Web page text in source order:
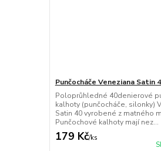
Punčocháče Veneziana Satin
Poloprůhledné 40denierové
kalhoty (punčocháče, silonky)
Satin 40 vyrobené z matného
Punčochové kalhoty mají nez...
179 Kč/ks